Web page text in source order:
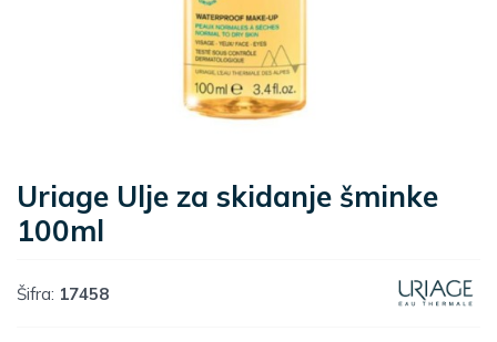
Uriage Ulje za skidanje šminke
100ml
Šifra: 17458